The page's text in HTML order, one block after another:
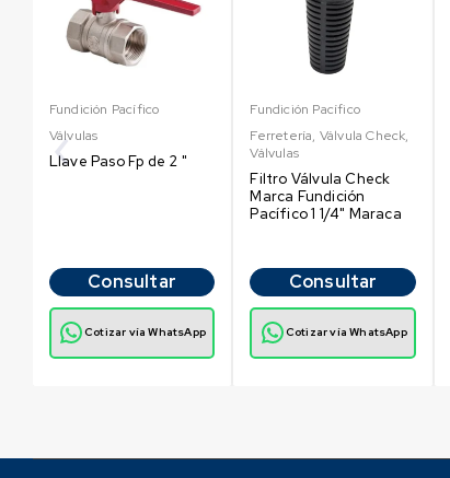
Fundición Pacífico
Válvulas
Llave Paso Fp de 2 "
Consultar
Cotizar vía WhatsApp
Fundición Pacífico
Ferretería, Válvula Check,
Válvulas
Filtro Válvula Check
Marca Fundición
Pacífico 1 1/4" Maraca
Consultar
Cotizar vía WhatsApp